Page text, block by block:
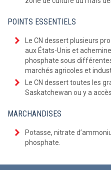
POINTS ESSENTIELS
Le CN dessert plusieurs
aux États-Unis et
phosphate sous
marchés agricoles et
Le CN dessert toutes les
Saskatchewan ou y a accès.
MARCHANDISES
Potasse, nitrate
phosphate.